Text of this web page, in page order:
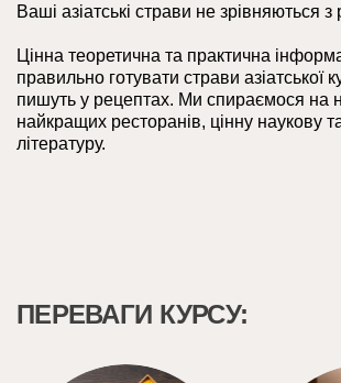
Ваші азіатські страви не зрівняються
Цінна теоретична та практична
правильно готувати страви азіатської
пишуть у рецептах. Ми спираємося на
найкращих ресторанів, цінну наукову
літературу.
ПЕРЕВАГИ КУРСУ: